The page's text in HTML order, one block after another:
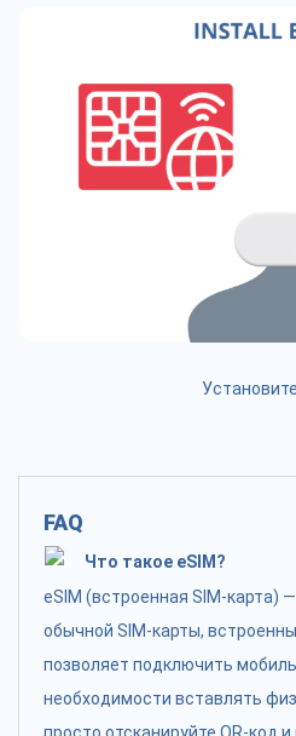
FAQ
Что такое eSIM?
eSIM (встроенная SIM-карта)
обычной SIM-карты,
позволяет подключить
необходимости вставлять